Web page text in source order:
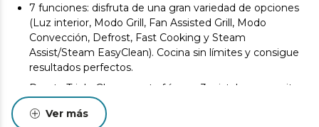
7 funciones: disfruta de una gran variedad de opciones
(Luz interior, Modo Grill, Fan Assisted Grill, Modo
Convección, Defrost, Fast Cooking y Steam
Assist/Steam EasyClean). Cocina sin límites y consigue
resultados perfectos.
Puerta Triple Glass: puerta fría con 3 cristales que evita
que nos quememos al tocar el cristal exterior y permite
que no se pierda calor, lo que le hace más eficiente.
Ver más